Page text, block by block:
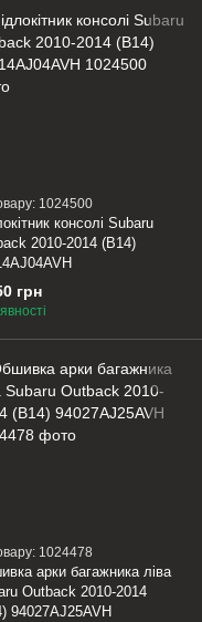
1024500
консолі Subaru
2010-2014 (B14)
грн
1024478
арки багажника ліва
Outback 2010-2014
94027AJ25AVH